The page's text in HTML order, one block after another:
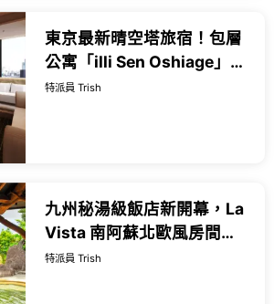
東京最新晴空塔旅宿！包層
公寓「illi Sen Oshiage」8
月新開幕，下榻晴空塔下、
特派員 Trish
九州秘湯級飯店新開幕，La
Vista 南阿蘇北歐風房間和
阿蘇五岳絶景，星空露台、
特派員 Trish